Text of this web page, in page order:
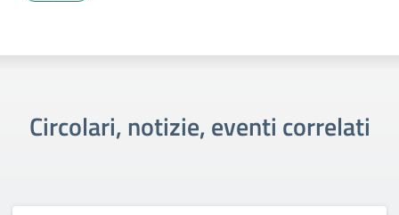
Circolari, notizie, eventi correlati